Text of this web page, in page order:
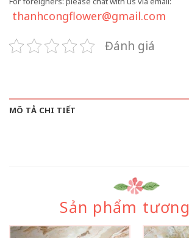
thanhcongflower@gmail.com
Đánh giá
MÔ TẢ CHI TIẾT
Sản phẩm